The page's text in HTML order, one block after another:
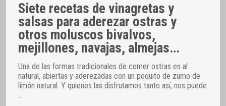
Siete recetas de vinagretas y
salsas para aderezar ostras y
otros moluscos bivalvos,
mejillones, navajas, almejas…
Una de las formas tradicionales de comer ostras es al
natural, abiertas y aderezadas con un poquito de zumo de
limón natural. Y quienes las disfrutamos tanto así, nos puede
…